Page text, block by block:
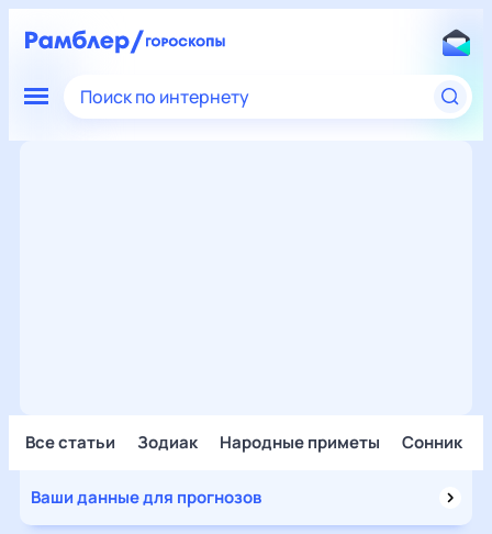
Поиск по интернету
Все статьи Зодиак Народные приметы Сонник
Ваши данные для прогнозов